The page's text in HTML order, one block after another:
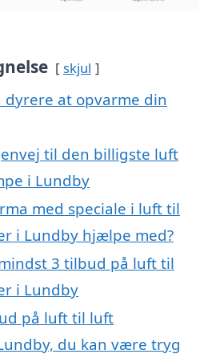
skjul
at opvarme din
til den billigste luft
i Lundby
med speciale i luft til
i Lundby hjælpe med?
3 tilbud på luft til
i Lundby
på luft til luft
du kan være tryg